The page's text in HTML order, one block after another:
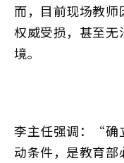
而，目前现场教
权威受损，甚至无
境。
李主任强调：“确
动条件，是教育